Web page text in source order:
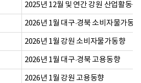
2025년 12월 및 연간 강원 산업활동동
2026년 1월 대구·경북 소비자물가동향
2026년 1월 강원 소비자물가동향
2026년 1월 대구·경북 고용동향
2026년 1월 강원 고용동향